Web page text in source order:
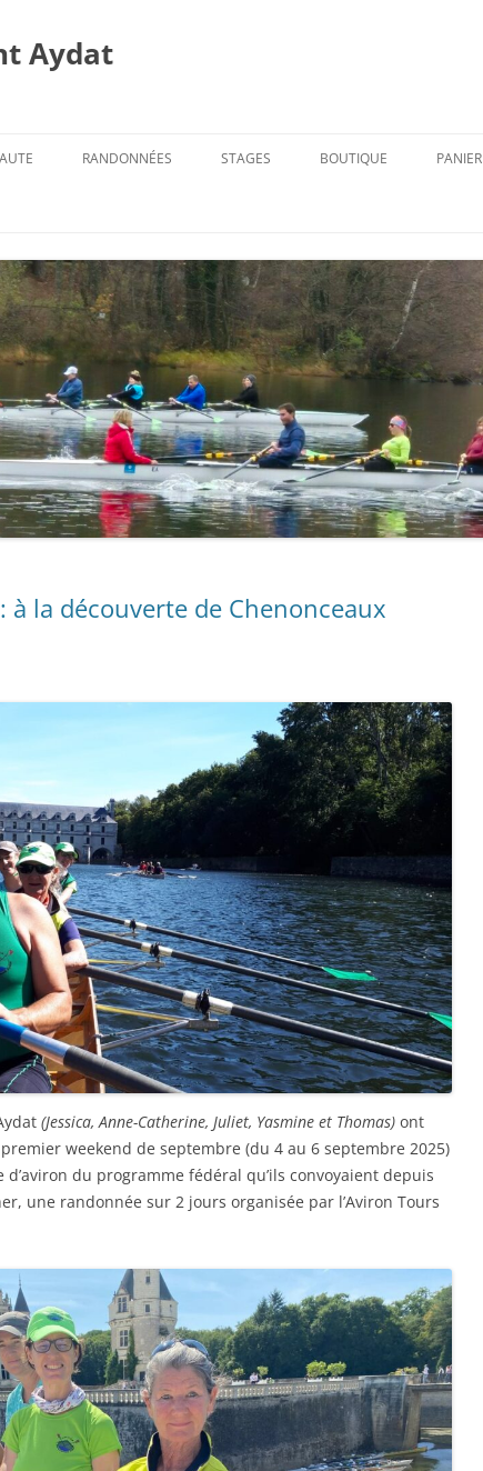
Aydat
RANDONNÉES STAGES BOUTIQUE PANIER
à la découverte de Chenonceaux
(Jessica, Anne-Catherine, Juliet, Yasmine et Thomas) ont
weekend de septembre (du 4 au 6 septembre 2025)
du programme fédéral qu’ils convoyaient depuis
une randonnée sur 2 jours organisée par l’Aviron Tours